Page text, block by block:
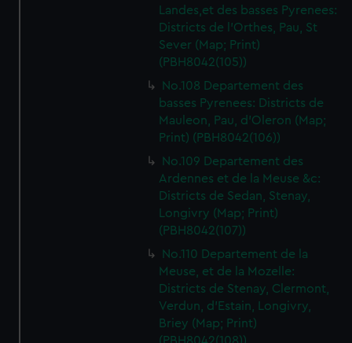
Landes,et des basses Pyrenees:
Districts de l'Orthes, Pau, St
Sever (Map; Print)
(PBH8042(105))
No.108 Departement des
basses Pyrenees: Districts de
Mauleon, Pau, d'Oleron (Map;
Print) (PBH8042(106))
No.109 Departement des
Ardennes et de la Meuse &c:
Districts de Sedan, Stenay,
Longivry (Map; Print)
(PBH8042(107))
No.110 Departement de la
Meuse, et de la Mozelle:
Districts de Stenay, Clermont,
Verdun, d'Estain, Longivry,
Briey (Map; Print)